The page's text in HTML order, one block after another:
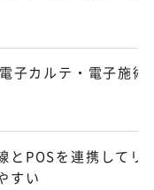
子カルテ・電子施術
とPOSを連携してリ
すい